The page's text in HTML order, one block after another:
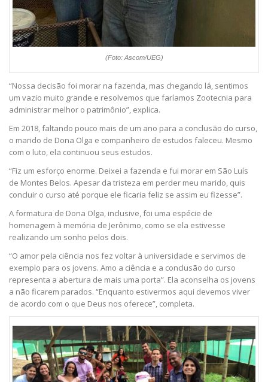
(Foto: Ascom/UEG)
“Nossa decisão foi morar na fazenda, mas chegando lá, sentimos
um vazio muito grande e resolvemos que faríamos Zootecnia para
administrar melhor o patrimônio”, explica.
Em 2018, faltando pouco mais de um ano para a conclusão do curso,
o marido de Dona Olga e companheiro de estudos faleceu. Mesmo
com o luto, ela continuou seus estudos.
“Fiz um esforço enorme. Deixei a fazenda e fui morar em São Luís
de Montes Belos. Apesar da tristeza em perder meu marido, quis
concluir o curso até porque ele ficaria feliz se assim eu fizesse”.
A formatura de Dona Olga, inclusive, foi uma espécie de
homenagem à memória de Jerônimo, como se ela estivesse
realizando um sonho pelos dois.
“O amor pela ciência nos fez voltar à universidade e servimos de
exemplo para os jovens. Amo a ciência e a conclusão do curso
representa a abertura de mais uma porta”. Ela aconselha os jovens
a não ficarem parados. “Enquanto estivermos aqui devemos viver
de acordo com o que Deus nos oferece”, completa.